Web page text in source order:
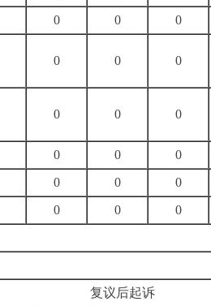
0 0 0
0 0 0
0 0 0
0 0 0
0 0 0
0 0 0
复议后起诉